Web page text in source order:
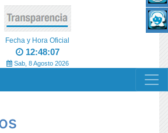
Fecha y Hora Oficial
12:48:07
Sab, 8 Agosto 2026